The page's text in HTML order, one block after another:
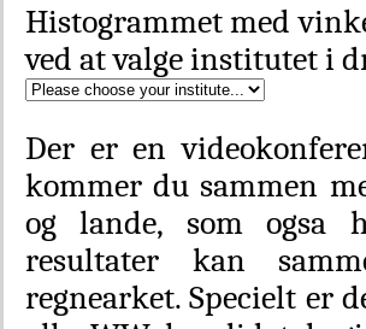
Histogrammet med
ved at valge institutet i
Der er en
kommer du sammen
og lande, som ogsa
resultater kan
regnearket. Specielt er